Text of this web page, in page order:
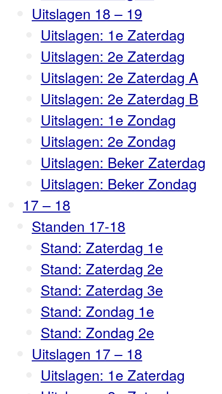
Uitslagen 18 – 19
Uitslagen: 1e Zaterdag
Uitslagen: 2e Zaterdag
Uitslagen: 2e Zaterdag A
Uitslagen: 2e Zaterdag B
Uitslagen: 1e Zondag
Uitslagen: 2e Zondag
Uitslagen: Beker Zaterdag
Uitslagen: Beker Zondag
17 – 18
Standen 17-18
Stand: Zaterdag 1e
Stand: Zaterdag 2e
Stand: Zaterdag 3e
Stand: Zondag 1e
Stand: Zondag 2e
Uitslagen 17 – 18
Uitslagen: 1e Zaterdag